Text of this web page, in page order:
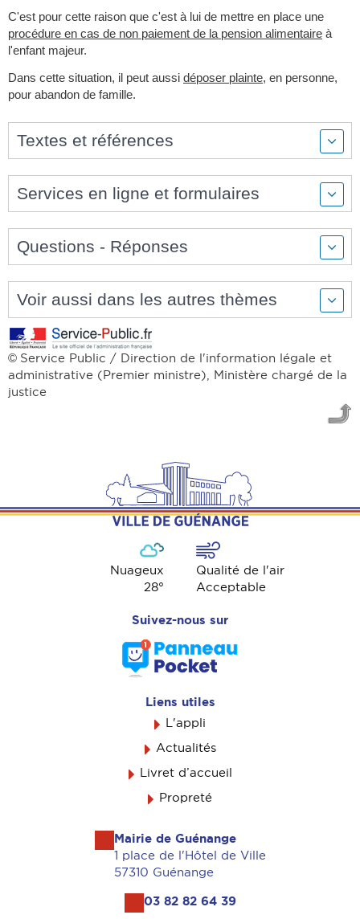
C'est pour cette raison que c'est à lui de mettre en place une
procédure en cas de non paiement de la pension alimentaire à
l'enfant majeur.
Dans cette situation, il peut aussi déposer plainte, en personne,
pour abandon de famille.
Textes et références
Services en ligne et formulaires
Questions - Réponses
Voir aussi dans les autres thèmes
© Service Public / Direction de l'information légale et
administrative (Premier ministre), Ministère chargé de la
justice
Nuageux
28°
Qualité de l'air
Acceptable
Suivez-nous sur
Liens utiles
L'appli
Actualités
Livret d’accueil
Propreté
Mairie de Guénange
1 place de l'Hôtel de Ville
57310 Guénange
03 82 82 64 39